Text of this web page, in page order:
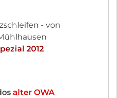
- von
2012
alter OWA